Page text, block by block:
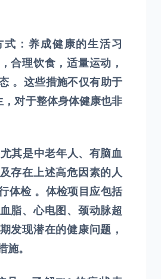
式：养成健康的生活习
合理饮食，适量运动，
。这些措施不仅有助于
对于整体身体健康也非
其是中老年人、有脑血
存在上述高危因素的人
体检 。体检项目应包括
脂、心电图、颈动脉超
发现潜在的健康问题，
施。